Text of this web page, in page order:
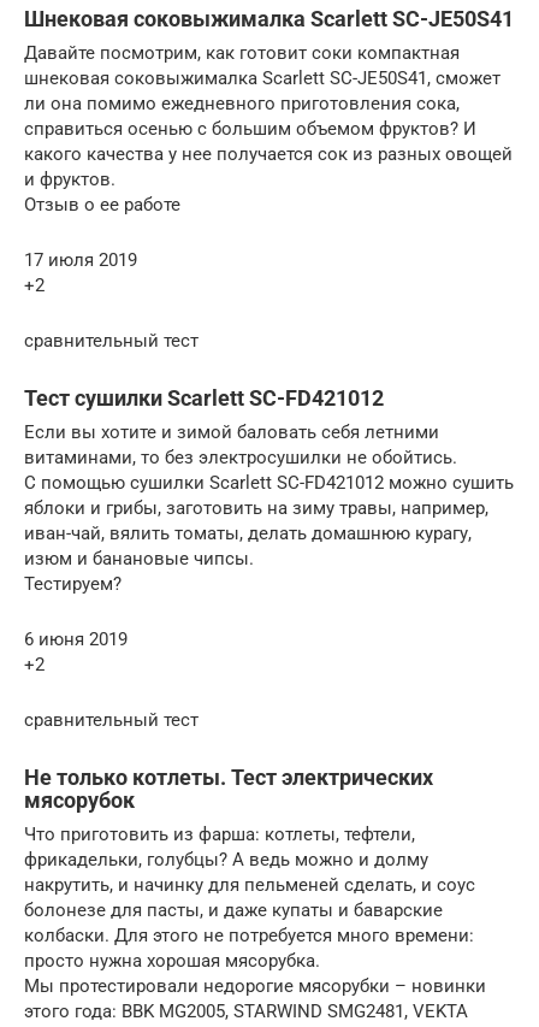
Шнековая соковыжималка Scarlett SC-JE50S41
Давайте посмотрим, как готовит соки компактная
шнековая соковыжималка Scarlett SC-JE50S41, сможет
ли она помимо ежедневного приготовления сока,
справиться осенью с большим объемом фруктов? И
какого качества у нее получается сок из разных овощей
и фруктов.
Отзыв о ее работе
17 июля 2019
+2
сравнительный тест
Тест сушилки Scarlett SC-FD421012
Если вы хотите и зимой баловать себя летними
витаминами, то без электросушилки не обойтись.
С помощью сушилки Scarlett SC-FD421012 можно сушить
яблоки и грибы, заготовить на зиму травы, например,
иван-чай, вялить томаты, делать домашнюю курагу,
изюм и банановые чипсы.
Тестируем?
6 июня 2019
+2
сравнительный тест
Не только котлеты. Тест электрических
мясорубок
Что приготовить из фарша: котлеты, тефтели,
фрикадельки, голубцы? А ведь можно и долму
накрутить, и начинку для пельменей сделать, и соус
болонезе для пасты, и даже купаты и баварские
колбаски. Для этого не потребуется много времени:
просто нужна хорошая мясорубка.
Мы протестировали недорогие мясорубки – новинки
этого года: BBK MG2005, STARWIND SMG2481, VEKTA